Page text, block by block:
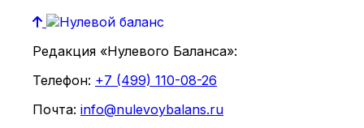
Редакция «Нулевого Баланса»:
Телефон: +7 (499) 110-08-26
Почта: info@nulevoybalans.ru